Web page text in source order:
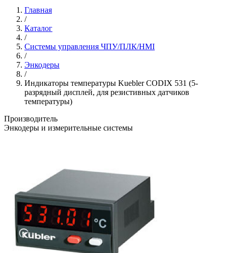
Главная
/
Каталог
/
Системы управления ЧПУ/ПЛК/HMI
/
Энкодеры
/
Индикаторы температуры Kuebler CODIX 531 (5-
разрядный дисплей, для резистивных датчиков
температуры)
Производитель
Энкодеры и измерительные системы